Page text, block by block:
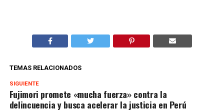
TEMAS RELACIONADOS
SIGUIENTE
Fujimori promete «mucha fuerza» contra la
delincuencia y busca acelerar la justicia en Perú